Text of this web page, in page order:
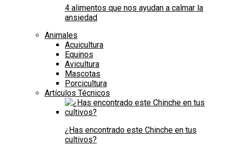
4 alimentos que nos ayudan a calmar la
ansiedad
Animales
Acuicultura
Equinos
Avicultura
Mascotas
Porcicultura
Artículos Técnicos
¿Has encontrado este Chinche en tus
cultivos?